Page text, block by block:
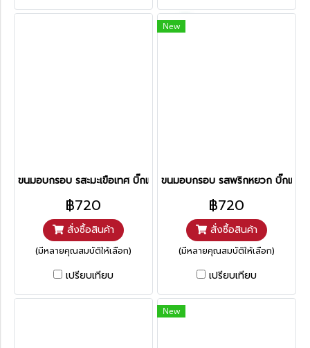
ขนมอบกรอบ รสะมะเขือเทศ บิ๊กแพ็ค
฿720
สั่งซื้อสินค้า
(มีหลายคุณสมบัติให้เลือก)
เปรียบเทียบ
New
ขนมอบกรอบ รสพริกหยวก บิ๊กแพ็ค
฿720
สั่งซื้อสินค้า
(มีหลายคุณสมบัติให้เลือก)
เปรียบเทียบ
New